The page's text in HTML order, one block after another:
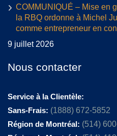
COMMUNIQUÉ – Mise en
la RBQ ordonne à Michel
comme entrepreneur en
9 juillet 2026
Nous contacter
Service à la Clientèle:
Sans-Frais: (1888) 672-5852
Région de Montréal: (514)